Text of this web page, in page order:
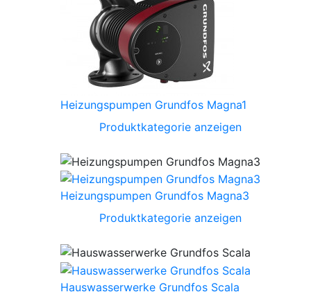
Heizungspumpen Grundfos Magna1
Produktkategorie anzeigen
Heizungspumpen Grundfos Magna3
Produktkategorie anzeigen
Hauswasserwerke Grundfos Scala